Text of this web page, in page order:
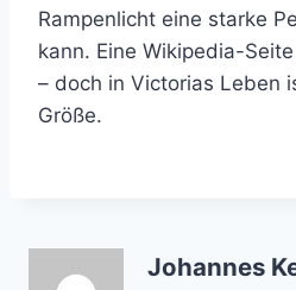
Rampenlicht eine starke
kann. Eine Wikipedia-
– doch in Victorias Leben
Größe.
Johannes